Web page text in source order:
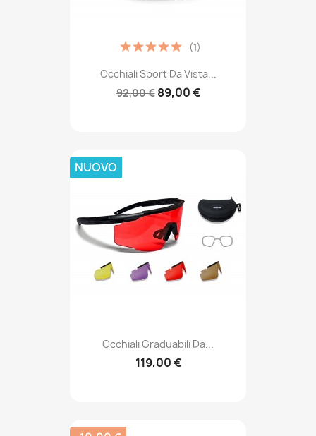
Occhiali Sport Da Vista...
92,00 € 89,00 €
(1)
Occhiali Graduabili Da...
119,00 €
NUOVO